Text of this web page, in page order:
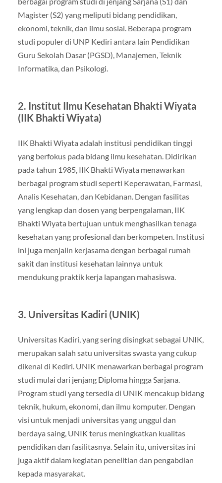
Magister (S2) yang meliputi bidang pendidikan,
ekonomi, teknik, dan ilmu sosial. Beberapa program
studi populer di UNP Kediri antara lain Pendidikan
Guru Sekolah Dasar (PGSD), Manajemen, Teknik
Informatika, dan Psikologi.
2. Institut Ilmu Kesehatan Bhakti Wiyata
(IIK Bhakti Wiyata)
IIK Bhakti Wiyata adalah institusi pendidikan tinggi
yang berfokus pada bidang ilmu kesehatan. Didirikan
pada tahun 1985, IIK Bhakti Wiyata menawarkan
berbagai program studi seperti Keperawatan, Farmasi,
Analis Kesehatan, dan Kebidanan. Dengan fasilitas
yang lengkap dan dosen yang berpengalaman, IIK
Bhakti Wiyata bertujuan untuk menghasilkan tenaga
kesehatan yang profesional dan berkompeten. Institusi
ini juga menjalin kerjasama dengan berbagai rumah
sakit dan institusi kesehatan lainnya untuk
mendukung praktik kerja lapangan mahasiswa.
3. Universitas Kadiri (UNIK)
Universitas Kadiri, yang sering disingkat sebagai UNIK,
merupakan salah satu universitas swasta yang cukup
dikenal di Kediri. UNIK menawarkan berbagai program
studi mulai dari jenjang Diploma hingga Sarjana.
Program studi yang tersedia di UNIK mencakup bidang
teknik, hukum, ekonomi, dan ilmu komputer. Dengan
visi untuk menjadi universitas yang unggul dan
berdaya saing, UNIK terus meningkatkan kualitas
pendidikan dan fasilitasnya. Selain itu, universitas ini
juga aktif dalam kegiatan penelitian dan pengabdian
kepada masyarakat.